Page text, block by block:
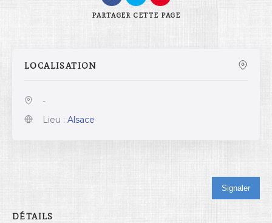
PARTAGER CETTE PAGE
LOCALISATION
-
Lieu : Alsace
Signaler
DÉTAILS